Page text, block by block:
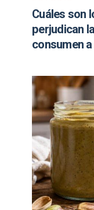
Cuáles son
perjudican
consumen